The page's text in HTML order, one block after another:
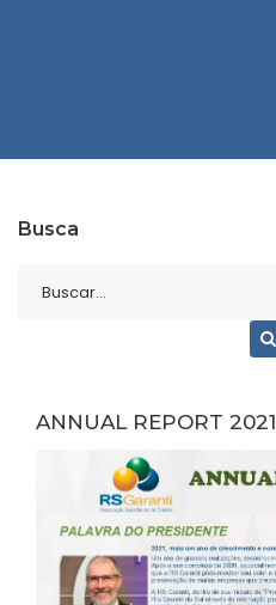
Busca
ANNUAL REPORT 2021